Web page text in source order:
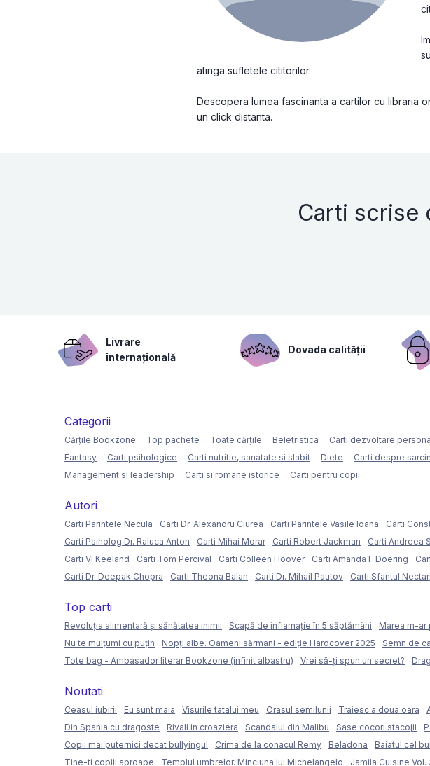
atinga sufletele cititorilor.
Descopera lumea fascinanta a cartilor cu libraria
un click distanta.
Carti scrise
Livrare
internațională
Dovada calității
Categorii
Cărțile Bookzone Top pachete Toate cărțile Beletristica Carti dezvoltare
Fantasy
Carti psihologice Carti nutritie, sanatate si slabit Diete Carti despre
Management si leadership
Carti si romane istorice Carti pentru copii
Autori
Carti Parintele Necula Carti Dr. Alexandru Ciurea Carti Parintele Vasile Ioana Carti
Carti Psiholog Dr. Raluca Anton
Carti Mihai Morar Carti Robert Jackman Carti Andreea
Carti Vi Keeland
Carti Tom Percival Carti Colleen Hoover Carti Amanda F Doering
Carti Dr. Deepak Chopra
Carti Theona Balan Carti Dr. Mihail Pautov Carti Sfantul
Top carti
Revoluția alimentară și sănătatea inimii Scapă de inflamație în 5 săptămâni Marea m-ar
Nu te mulțumi cu puțin
Nopți albe. Oameni sărmani - ediție Hardcover 2025 Semn de
Tote bag - Ambasador literar Bookzone (infinit albastru)
Vrei să-ți spun un secret?
Noutati
Ceasul iubirii Eu sunt maia Visurile tatalui meu Orasul semilunii Traiesc a doua oara
Din Spania cu dragoste
Rivali in croaziera Scandalul din Malibu Sase cocori stacojii
Copii mai puternici decat bullyingul
Crima de la conacul Remy Beladona Baiatul cel
Tine-ti copiii aproape
Templul umbrelor. Minciuna lui Michelangelo Jamila Cuisine Vol.